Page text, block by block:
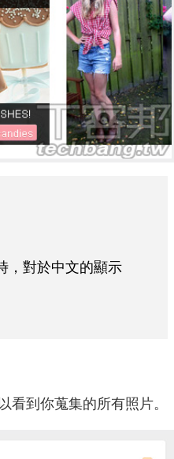
，對於中文的顯示
看到你蒐集的所有照片。